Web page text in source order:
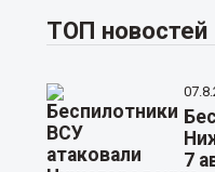
ТОП новостей
7